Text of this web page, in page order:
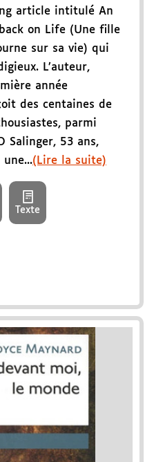
article intitulé An
on Life (Une fille
sur sa vie) qui
L’auteur,
année
des centaines de
parmi
Salinger, 53 ans,
(Lire la suite)
Texte